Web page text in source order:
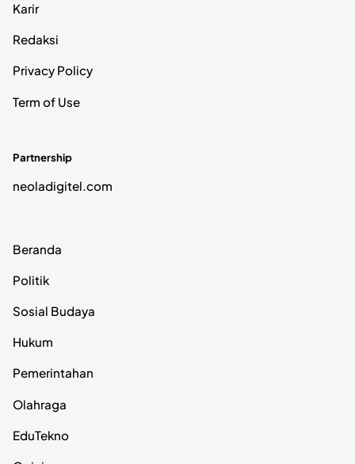
Karir
Redaksi
Privacy Policy
Term of Use
Partnership
neoladigitel.com
Beranda
Politik
Sosial Budaya
Hukum
Pemerintahan
Olahraga
EduTekno